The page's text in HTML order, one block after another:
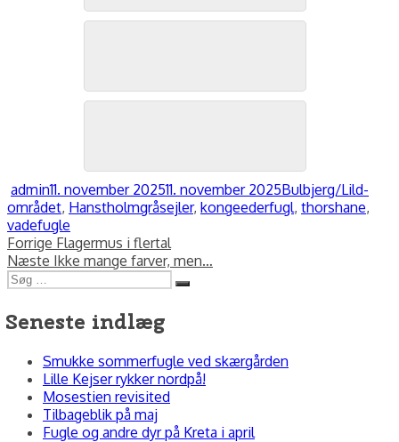
Forfatter
adminUdgivet
11. november 202511. november 2025Kategorier
Bulbjerg/Lild-
området, HanstholmTags
gråsejler, kongeederfugl, thorshane,
vadefugle
Indlægsnavigation
Forrige Forrige
indlæg:
Flagermus i flertal
Næste Næste
indlæg:
Ikke mange farver, men…
Søg
efter:
Søg
Seneste indlæg
Smukke sommerfugle ved skærgården
Lille Kejser rykker nordpå!
Mosestien revisited
Tilbageblik på maj
Fugle og andre dyr på Kreta i april